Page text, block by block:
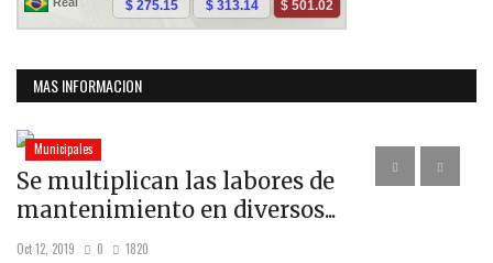
MAS INFORMACION
Municipales
Se multiplican las labores de
mantenimiento en diversos...
Oct 12, 2019 0 1820